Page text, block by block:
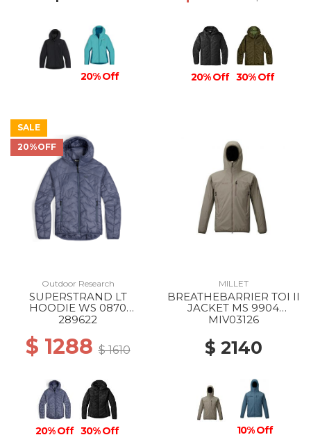
20% Off 20% Off 30% Off
SALE
20%OFF
Outdoor Research
SUPERSTRAND LT
HOODIE WS 0870
SUMMIT
289622
$ 1288$ 1610
20% Off 30% Off
MILLET
BREATHEBARRIER TOI II
JACKET MS 9904
DORITE
MIV03126
$ 2140
10% Off